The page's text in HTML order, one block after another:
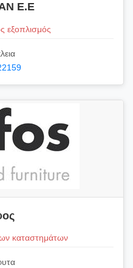
Ε.Ε
εξοπλισμός
καταστημάτων